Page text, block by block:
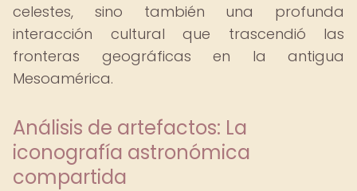
celestes, sino también una profunda
interacción cultural que trascendió las
fronteras geográficas en la antigua
Mesoamérica.
Análisis de artefactos: La
iconografía astronómica
compartida